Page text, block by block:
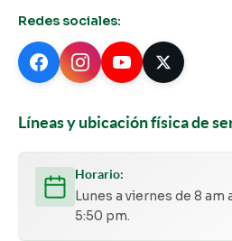
Redes sociales:
Líneas y ubicación física de
Horario:
Lunes a viernes de 8 am
5:50 pm.